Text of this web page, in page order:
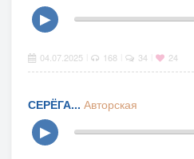
▶
04.07.2025 168 34 24
СЕРЁГА... Авторская
▶